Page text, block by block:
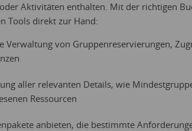
Aktivitäten enthalten. Mit der richtigen
Tools direkt zur Hand:
Verwaltung von Gruppenreservierungen,
aller relevanten Details, wie
Ressourcen
anbieten, die bestimmte